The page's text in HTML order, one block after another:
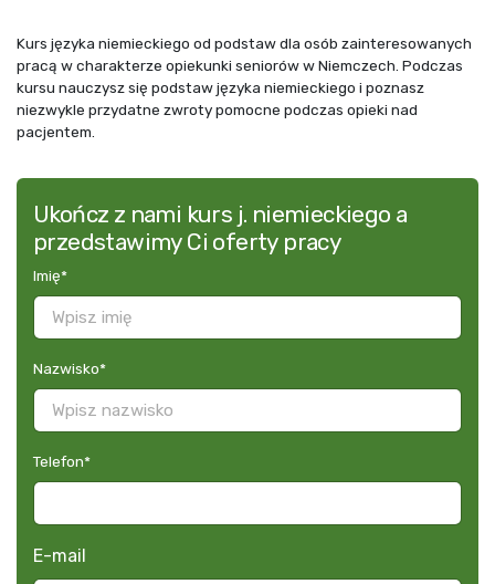
Kurs języka niemieckiego od podstaw dla osób zainteresowanych
pracą w charakterze opiekunki seniorów w Niemczech. Podczas
kursu nauczysz się podstaw języka niemieckiego i poznasz
niezwykle przydatne zwroty pomocne podczas opieki nad
pacjentem.
Ukończ z nami kurs j. niemieckiego a
przedstawimy Ci oferty pracy
Imię*
Nazwisko*
Telefon*
E-mail